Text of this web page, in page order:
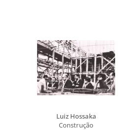
Luiz Hossaka
Construção